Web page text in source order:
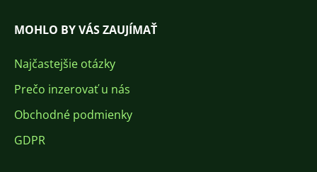
MOHLO BY VÁS ZAUJÍMAŤ
Najčastejšie otázky
Prečo inzerovať u nás
Obchodné podmienky
GDPR